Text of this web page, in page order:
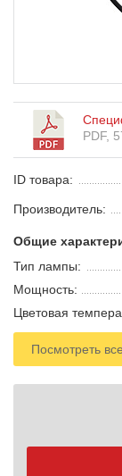
PDF,
ID товара:
Производитель:
Общие
Тип лампы:
Мощность:
Цветовая
Посмотреть